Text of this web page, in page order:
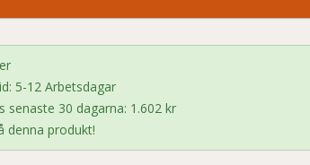
5-12 Arbetsdagar
senaste 30 dagarna: 1.602 kr
denna produkt!